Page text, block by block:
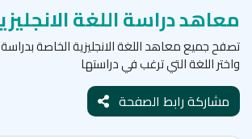
معاهد دراسة اللغة
تصفح جميع معاهد اللغة الانجليزية الخاصة
واختر اللغة التي ترغب في دراستها
مشاركة رابط الصفحة